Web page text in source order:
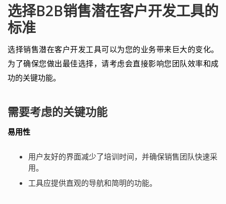
选择B2B销售潜在客户开发工具的
标准
选择销售潜在客户开发工具可以为您的业务带来巨大的变化。
为了确保您做出最佳选择，请考虑会直接影响您团队效率和成
功的关键功能。
需要考虑的关键功能
易用性
用户友好的界面减少了培训时间，并确保销售团队快速采
用。
工具应提供直观的导航和简明的功能。